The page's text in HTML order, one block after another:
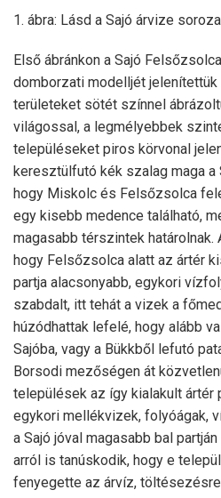
1. ábra: Lásd a Sajó árvize
Első ábránkon a Sajó
domborzati modelljét jelenítettük
területeket sötét színnel
világossal, a legmélyebbek
településeket piros körvonal
keresztülfutó kék szalag maga a
hogy Miskolc és Felsőzsolca
egy kisebb medence található,
magasabb térszintek
hogy Felsőzsolca alatt az ártér
partja alacsonyabb, egykori
szabdalt, itt tehát a vizek a
húzódhattak lefelé, hogy alább
Sajóba, vagy a Bükkből lefutó
Borsodi mezőségen át
települések az így kialakult ártér
egykori mellékvizek, folyóágak,
a Sajó jóval magasabb bal
arról is tanúskodik, hogy e
fenyegette az árvíz,